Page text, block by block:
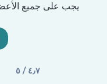
يجب على جميع
٤٫٧ / ٥